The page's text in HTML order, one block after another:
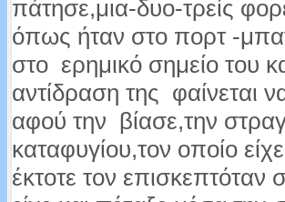
πάτησε,μια-δυο-τρείς
όπως ήταν στο πορτ -
στο ερημικό σημείο του
αντίδραση της φαίνεται
αφού την βίασε,την
καταφυγίου,τον οποίο
έκτοτε τον